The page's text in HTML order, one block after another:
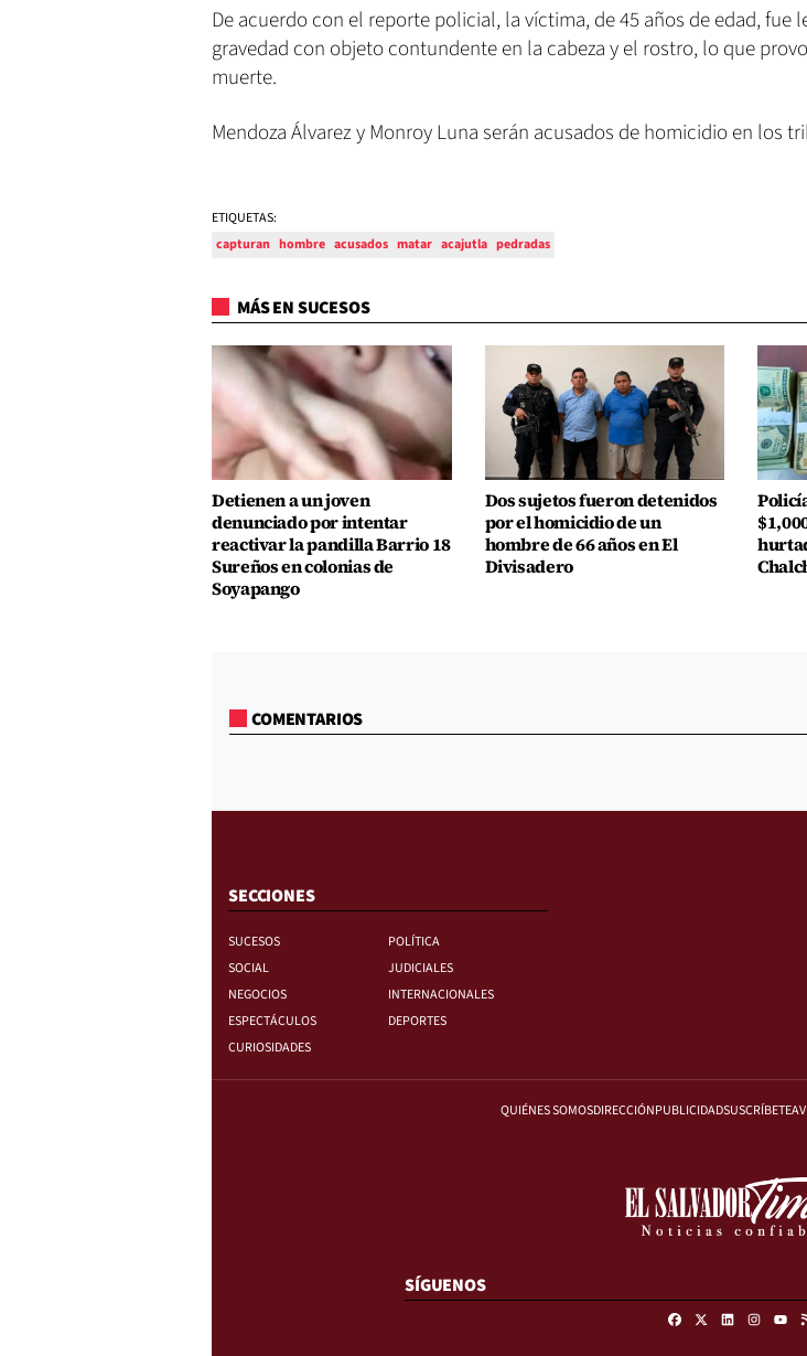
De acuerdo con el reporte policial, la víctima, de 45 años de edad, fue
gravedad con objeto contundente en la cabeza y el rostro, lo que
muerte.
Mendoza Álvarez y Monroy Luna serán acusados de homicidio en los
ETIQUETAS:
capturan hombre acusados matar acajutla pedradas
MÁS EN SUCESOS
Detienen a un joven
denunciado por intentar
reactivar la pandilla Barrio 18
Sureños en colonias de
Soyapango
Dos sujetos fueron detenidos
por el homicidio de un
hombre de 66 años en El
Divisadero
COMENTARIOS
SECCIONES
SUCESOS
POLÍTICA
SOCIAL
JUDICIALES
NEGOCIOS
INTERNACIONALES
ESPECTÁCULOS
DEPORTES
CURIOSIDADES
QUIÉNES SOMOSDIRECCIÓNPUBLICIDADSUSCRÍBETE
SÍGUENOS
FacebookLinkedin